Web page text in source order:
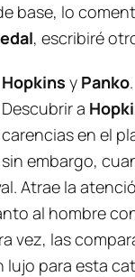
base, lo
, escribiré
Hopkins y Panko.
Descubrir a
carencias en el
sin embargo,
Atrae la
al hombre
vez, las
lujo para esta